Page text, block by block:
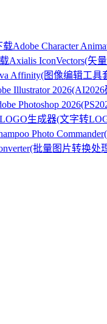
Adobe Character
Axialis IconVectors(矢
Affinity(图像编辑工具
Illustrator
Photoshop
生成器(文字转
Photo
批量图片转换处